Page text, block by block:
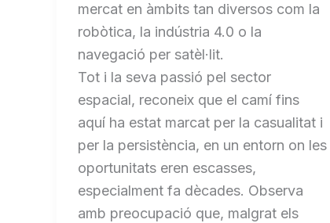
mercat en àmbits tan diversos com la
robòtica, la indústria 4.0 o la
navegació per satèl·lit.
Tot i la seva passió pel sector
espacial, reconeix que el camí fins
aquí ha estat marcat per la casualitat i
per la persistència, en un entorn on les
oportunitats eren escasses,
especialment fa dècades. Observa
amb preocupació que, malgrat els